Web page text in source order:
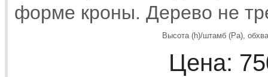
форме кроны. Дерево не
Высота (h)/штамб (Pa),
Цена: